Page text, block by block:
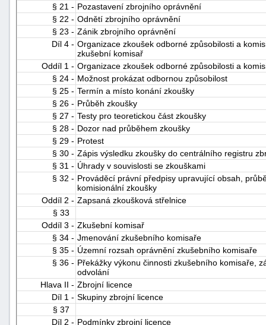
§ 21 - Pozastavení zbrojního oprávnění
§ 22 - Odnětí zbrojního oprávnění
§ 23 - Zánik zbrojního oprávnění
Díl 4 - Organizace zkoušek odborné způsobilosti a
zkušební komisař
Oddíl 1 - Organizace zkoušek odborné způsobilosti a
§ 24 - Možnost prokázat odbornou způsobilost
§ 25 - Termín a místo konání zkoušky
§ 26 - Průběh zkoušky
§ 27 - Testy pro teoretickou část zkoušky
§ 28 - Dozor nad průběhem zkoušky
§ 29 - Protest
§ 30 - Zápis výsledku zkoušky do centrálního registru
§ 31 - Úhrady v souvislosti se zkouškami
§ 32 - Prováděcí právní předpisy upravující obsah,
komisionální zkoušky
Oddíl 2 - Zapsaná zkoušková střelnice
§ 33
Oddíl 3 - Zkušební komisař
§ 34 - Jmenování zkušebního komisaře
§ 35 - Územní rozsah oprávnění zkušebního komisaře
§ 36 - Překážky výkonu činnosti zkušebního komisaře,
odvolání
Hlava II - Zbrojní licence
Díl 1 - Skupiny zbrojní licence
§ 37
Díl 2 - Podmínky zbrojní licence